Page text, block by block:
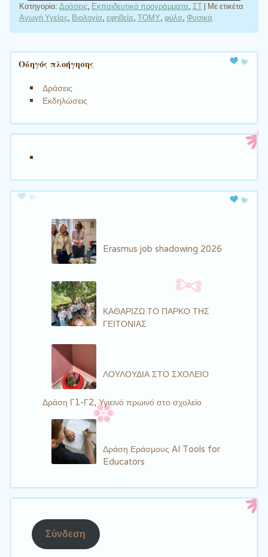
Κατηγορία: Δράσεις, Εκπαιδευτικά προγράμματα, ΣΤ| Με ετικέτα
Αγωγή Υγείας, Βιολογία, εφηβεία, ΤΟΜΥ, φύλα, Φυσικά
Πλοήγηση άρθρων
Οδηγός πλοήγησης
Δράσεις
Εκδηλώσεις
Erasmus job shadowing 2026
ΚΑΘΑΡΙΖΩ ΤΟ ΠΑΡΚΟ ΤΗΣ
ΓΕΙΤΟΝΙΑΣ
ΛΟΥΛΟΥΔΙΑ ΣΤΟ ΣΧΟΛΕΙΟ
Δράση Γ1-Γ2, Υγιεινό πρωινό στο σχολείο
Δράση Εράσμους AI Tools for
Educators
Σύνδεση